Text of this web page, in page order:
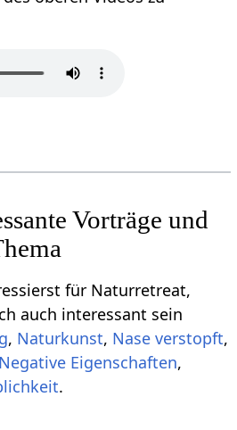
Vorträge und
für Naturretreat,
auch interessant sein
, Naturkunst, Nase verstopft,
Negative Eigenschaften,
.